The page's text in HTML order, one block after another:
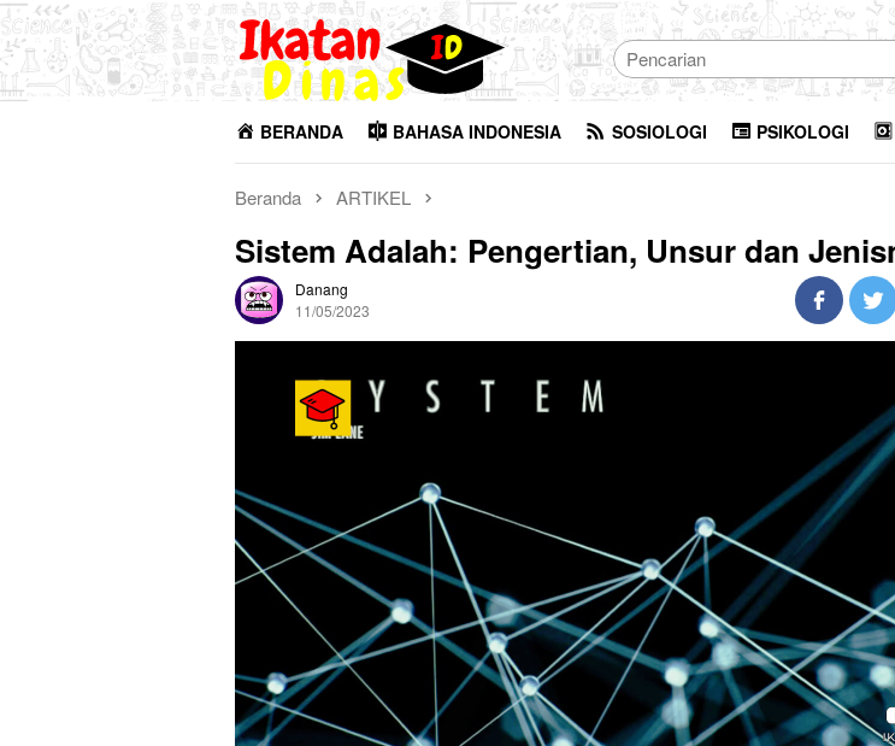
Loncat
ke
konten
BERANDA BAHASA INDONESIA SOSIOLOGI PSIKOLOGI
Beranda ARTIKEL
Sistem Adalah: Pengertian, Unsur dan
Danang
11/05/2023